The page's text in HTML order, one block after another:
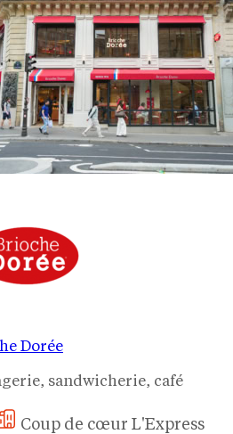
Dorée
sandwicherie, café
Coup de cœur L'Express